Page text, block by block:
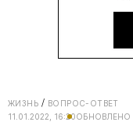
ЖИЗНЬ
ВОПРОС-ОТВЕТ
11.01.2022, 16:20ОБНОВЛЕНО